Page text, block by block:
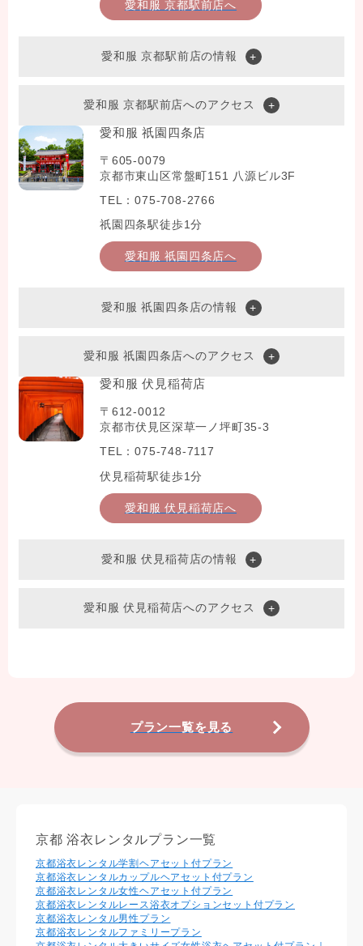
愛和服 京都駅前店へ
愛和服 京都駅前店の情報
愛和服 京都駅前店へのアクセス
愛和服 祇園四条店
〒605-0079
京都市東山区常盤町151 八源ビル3F
TEL：075-708-2766
祇園四条駅徒歩1分
愛和服 祇園四条店へ
愛和服 祇園四条店の情報
愛和服 祇園四条店へのアクセス
愛和服 伏見稲荷店
〒612-0012
京都市伏見区深草一ノ坪町35-3
TEL：075-748-7117
伏見稲荷駅徒歩1分
愛和服 伏見稲荷店へ
愛和服 伏見稲荷店の情報
愛和服 伏見稲荷店へのアクセス
プラン一覧を見る
京都 浴衣レンタルプラン一覧
京都浴衣レンタル学割ヘアセット付プラン
京都浴衣レンタルカップルヘアセット付プラン
京都浴衣レンタル⼥性ヘアセット付プラン
京都浴衣レンタルレース浴衣オプションセット付プラン
京都浴衣レンタル男性プラン
京都浴衣レンタルファミリープラン